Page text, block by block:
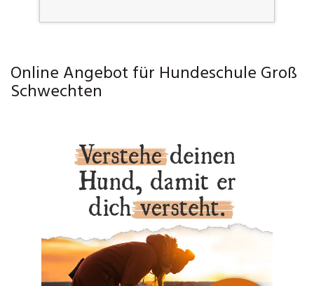
Online Angebot für Hundeschule Groß
Schwechten